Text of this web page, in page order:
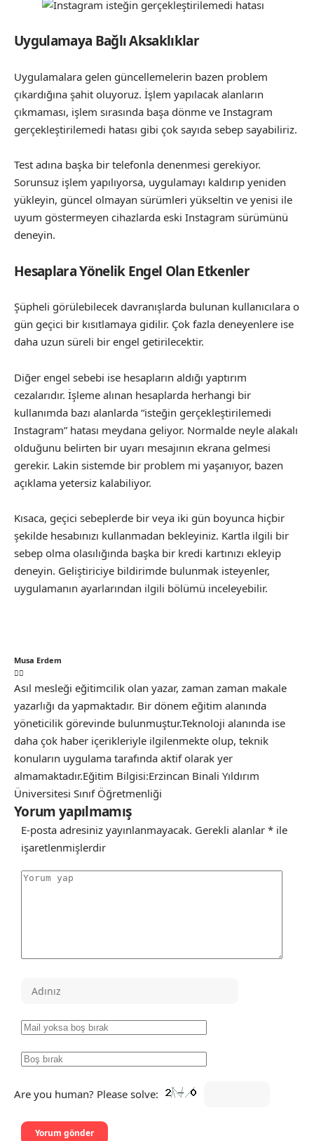
Uygulamaya Bağlı Aksaklıklar
Uygulamalara gelen güncellemelerin bazen problem
çıkardığına şahit oluyoruz. İşlem yapılacak alanların
çıkmaması, işlem sırasında başa dönme ve Instagram
gerçekleştirilemedi hatası gibi çok sayıda sebep sayabiliriz.
Test adına başka bir telefonla denenmesi gerekiyor.
Sorunsuz işlem yapılıyorsa, uygulamayı kaldırıp yeniden
yükleyin, güncel olmayan sürümleri yükseltin ve yenisi ile
uyum göstermeyen cihazlarda eski Instagram sürümünü
deneyin.
Hesaplara Yönelik Engel Olan Etkenler
Şüpheli görülebilecek davranışlarda bulunan kullanıcılara o
gün geçici bir kısıtlamaya gidilir. Çok fazla deneyenlere ise
daha uzun süreli bir engel getirilecektir.
Diğer engel sebebi ise hesapların aldığı yaptırım
cezalarıdır. İşleme alınan hesaplarda herhangi bir
kullanımda bazı alanlarda “isteğin gerçekleştirilemedi
Instagram” hatası meydana geliyor. Normalde neyle alakalı
olduğunu belirten bir uyarı mesajının ekrana gelmesi
gerekir. Lakin sistemde bir problem mi yaşanıyor, bazen
açıklama yetersiz kalabiliyor.
Kısaca, geçici sebeplerde bir veya iki gün boyunca hiçbir
şekilde hesabınızı kullanmadan bekleyiniz. Kartla ilgili bir
sebep olma olasılığında başka bir kredi kartınızı ekleyip
deneyin. Geliştiriciye bildirimde bulunmak isteyenler,
uygulamanın ayarlarından ilgili bölümü inceleyebilir.
Musa Erdem
Asıl mesleği eğitimcilik olan yazar, zaman zaman makale
yazarlığı da yapmaktadır. Bir dönem eğitim alanında
yöneticilik görevinde bulunmuştur.Teknoloji alanında ise
daha çok haber içerikleriyle ilgilenmekte olup, teknik
konuların uygulama tarafında aktif olarak yer
almamaktadır.Eğitim Bilgisi:Erzincan Binali Yıldırım
Üniversitesi Sınıf Öğretmenliği
Yorum yapılmamış
E-posta adresiniz yayınlanmayacak. Gerekli alanlar * ile
işaretlenmişlerdir
Are you human? Please solve: